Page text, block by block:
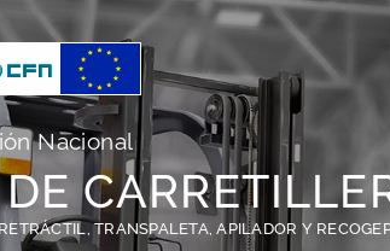
Nacional
TRANSPALETA, APILADOR Y